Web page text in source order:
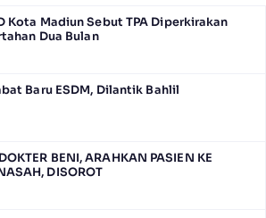
Kota Madiun Sebut TPA Diperkirakan
Dua Bulan
Baru ESDM, Dilantik Bahlil
BENI, ARAHKAN PASIEN KE
DISOROT